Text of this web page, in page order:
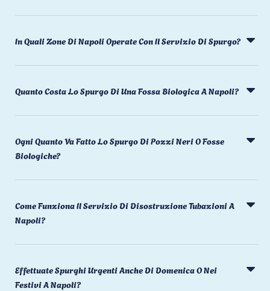
In Quali Zone Di Napoli Operate Con Il Servizio Di Spurgo?
Quanto Costa Lo Spurgo Di Una Fossa Biologica A Napoli?
Ogni Quanto Va Fatto Lo Spurgo Di Pozzi Neri O Fosse
Biologiche?
Come Funziona Il Servizio Di Disostruzione Tubazioni A
Napoli?
Effettuate Spurghi Urgenti Anche Di Domenica O Nei
Festivi A Napoli?